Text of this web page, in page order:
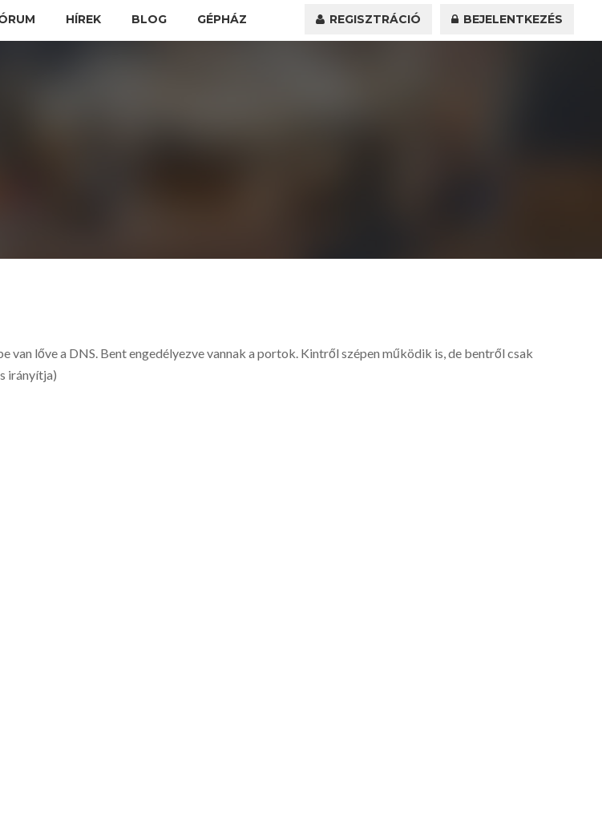
HÍREK BLOG GÉPHÁZ REGISZTRÁCIÓ BEJELENTKEZÉS
lőve a DNS. Bent engedélyezve vannak a portok. Kintről szépen működik is, de bentről csak
irányítja)